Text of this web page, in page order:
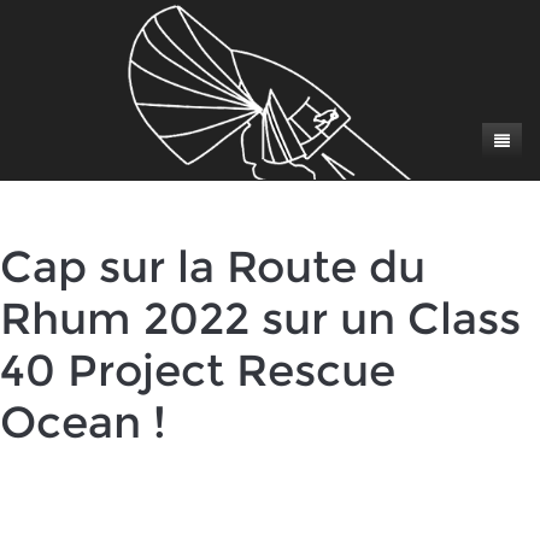
Un automne en contre-la-montre
Programme Le bateau
Mad Max
Les partenaires
Rejoignez-nous Presse
Cap sur la Route du
Rhum 2022 sur un Class
40 Project Rescue
Ocean !